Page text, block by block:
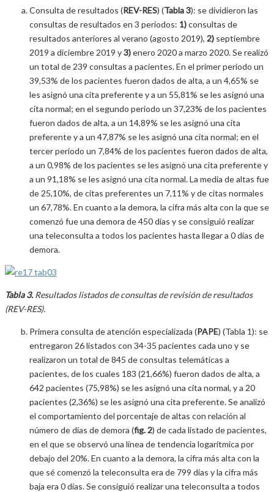
Consulta de resultados (REV-RES) (Tabla 3): se dividieron las
consultas de resultados en 3 periodos: 1)consultas de
resultados anteriores al verano (agosto 2019), 2) septiembre
2019 a diciembre 2019 y3)enero 2020 a marzo 2020. Se realizó
un total de 239 consultas a pacientes. En el primer periodo un
39,53% de los pacientes fueron dados de alta, a un 4,65% se
les asignó una cita preferente y a un 55,81% se les asignó una
cita normal; en el segundo periodo un 37,23% de los pacientes
fueron dados de alta, a un 14,89% se les asignó una cita
preferente y a un 47,87% se les asignó una cita normal; en el
tercer periodo un 7,84% de los pacientes fueron dados de alta,
a un 0,98% de los pacientes se les asignó una cita preferente y
a un 91,18% se les asignó una cita normal. La media de altas fue
de 25,10%, de citas preferentes un 7,11% y de citas normales
un 67,78%. En cuanto a la demora, la cifra más alta con la que se
comenzó fue una demora de 450 días y se consiguió realizar
una teleconsulta a todos los pacientes hasta llegar a 0 días de
demora.
Tabla 3. Resultados listados de consultas de revisión de resultados
(REV-RES).
Primera consulta de atención especializada (PAPE) (Tabla 1): se
entregaron 26 listados con 34-35 pacientes cada uno y se
realizaron un total de 845 de consultas telemáticas a
pacientes, de los cuales 183 (21,66%) fueron dados de alta, a
642 pacientes (75,98%) se les asignó una cita normal, y a 20
pacientes (2,36%) se les asignó una cita preferente. Se analizó
el comportamiento del porcentaje de altas con relación al
número de días de demora (fig. 2) de cada listado de pacientes,
en el que se observó una línea de tendencia logarítmica por
debajo del 20%. En cuanto a la demora, la cifra más alta con la
que sé comenzó la teleconsulta era de 799 días y la cifra más
baja era 0 días. Se consiguió realizar una teleconsulta a todos